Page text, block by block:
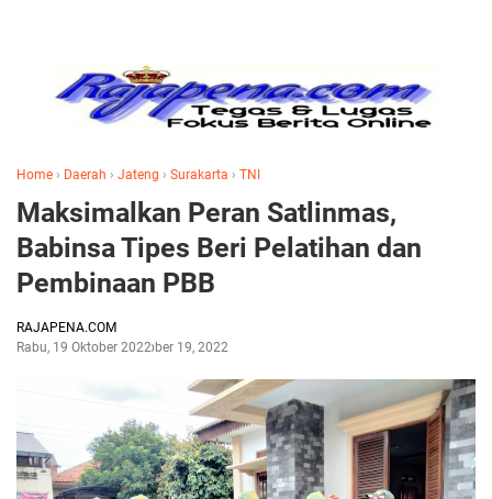
Home › Daerah › Jateng › Surakarta › TNI
Maksimalkan Peran Satlinmas,
Babinsa Tipes Beri Pelatihan dan
Pembinaan PBB
RAJAPENA.COM
Rabu, 19 Oktober 2022Oktober 19, 2022